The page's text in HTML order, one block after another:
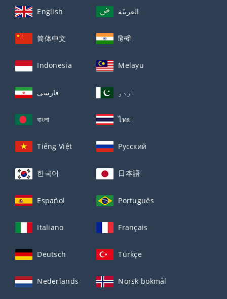
English العربيّة
简体中文 हिन्दी
Indonesia Melayu
فارسی اردو
বাংলা ไทย
Tiếng Việt Русский
한국어 日本語
Español Português
Italiano Français
Deutsch Türkçe
Nederlands Norsk bokmål